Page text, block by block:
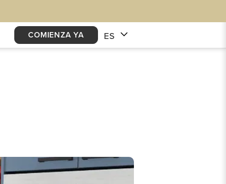
COMIENZA YA ES